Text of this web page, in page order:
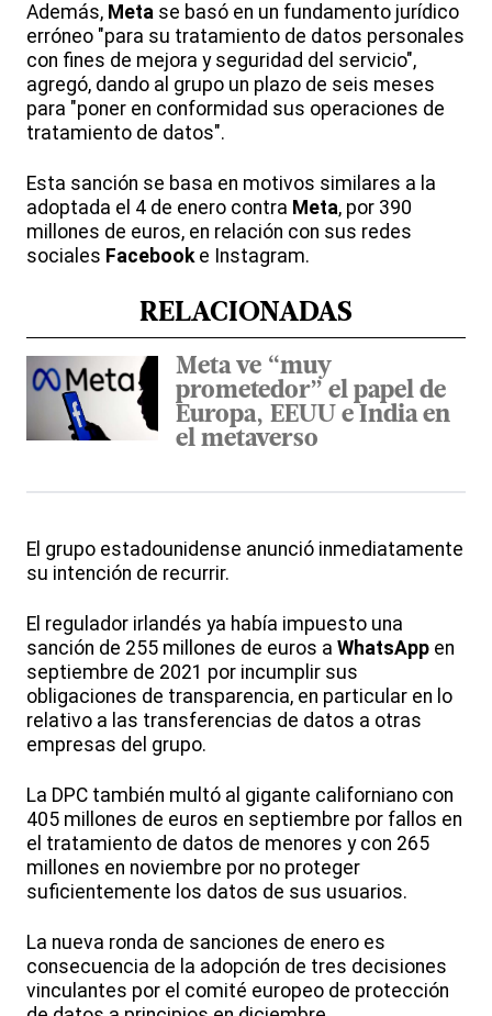
Además, Meta se basó en un fundamento jurídico
erróneo "para su tratamiento de datos personales
con fines de mejora y seguridad del servicio",
agregó, dando al grupo un plazo de seis meses
para "poner en conformidad sus operaciones de
tratamiento de datos".
Esta sanción se basa en motivos similares a la
adoptada el 4 de enero contra Meta, por 390
millones de euros, en relación con sus redes
sociales Facebooke Instagram.
RELACIONADAS
Meta ve “muy
prometedor” el papel de
Europa, EEUU e India en
el metaverso
El grupo estadounidense anunció inmediatamente
su intención de recurrir.
El regulador irlandés ya había impuesto una
sanción de 255 millones de euros a WhatsApp en
septiembre de 2021 por incumplir sus
obligaciones de transparencia, en particular en lo
relativo a las transferencias de datos a otras
empresas del grupo.
La DPC también multó al gigante californiano con
405 millones de euros en septiembre por fallos en
el tratamiento de datos de menores y con 265
millones en noviembre por no proteger
suficientemente los datos de sus usuarios.
La nueva ronda de sanciones de enero es
consecuencia de la adopción de tres decisiones
vinculantes por el comité europeo de protección